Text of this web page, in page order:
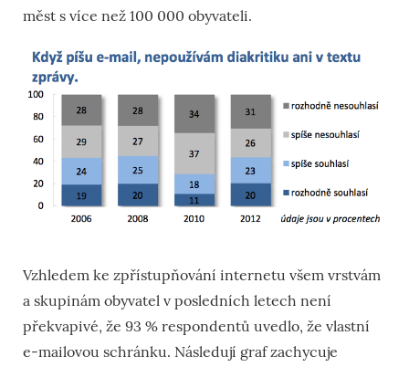
měst s více než 100 000 obyvateli.
Vzhledem ke zpřístupňování internetu všem vrstvám
a skupinám obyvatel v posledních letech není
překvapivé, že 93 % respondentů uvedlo, že vlastní
e-mailovou schránku. Následují graf zachycuje